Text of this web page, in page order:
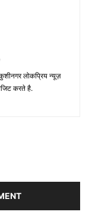
लोकप्रिय न्यूज़
करते है.